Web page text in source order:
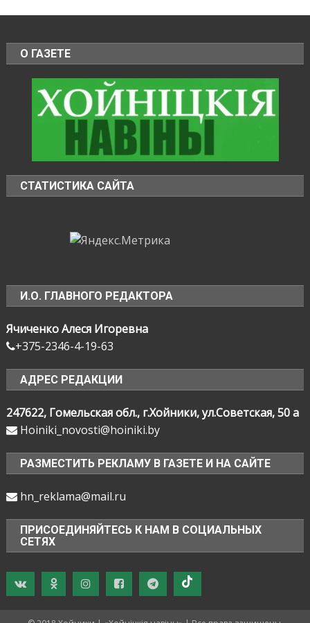
О ГАЗЕТЕ
СТАТИСТИКА САЙТА
И.О. ГЛАВНОГО РЕДАКТОРА
Ячиченко Алеся Игоревна
+375-2346-4-19-63
АДРЕС РЕДАКЦИИ
247622, Гомельская обл., г.Хойники, ул.Советская, 50 а
Hoiniki_novosti@hoiniki.by
РАЗМЕСТИТЬ РЕКЛАМУ В ГАЗЕТЕ И НА САЙТЕ
hn_reklama@mail.ru
ПРИСОЕДИНЯЙТЕСЬ К НАМ В СОЦИАЛЬНЫХ
СЕТЯХ